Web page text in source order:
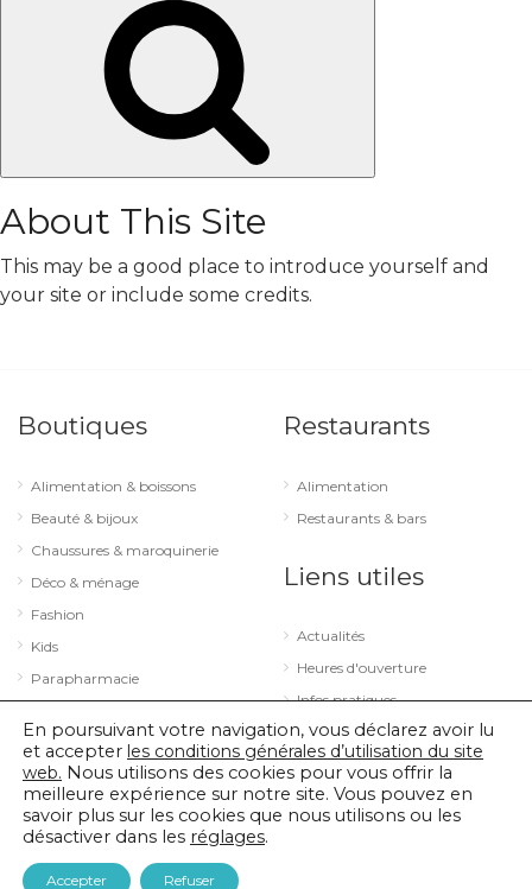
About This Site
This may be a good place to introduce yourself and
your site or include some credits.
Boutiques
Alimentation & boissons
Beauté & bijoux
Chaussures & maroquinerie
Déco & ménage
Fashion
Kids
Parapharmacie
Sport & loisirs
Technologie & optique
Restaurants
Alimentation
Restaurants & bars
Liens utiles
Actualités
Heures d'ouverture
Infos pratiques
© 2026 City Concorde |Mentions légales
En poursuivant votre navigation, vous déclarez avoir lu
et accepter les conditions générales d’utilisation du site
web. Nous utilisons des cookies pour vous offrir la
meilleure expérience sur notre site. Vous pouvez en
savoir plus sur les cookies que nous utilisons ou les
désactiver dans les réglages.
Accepter Refuser